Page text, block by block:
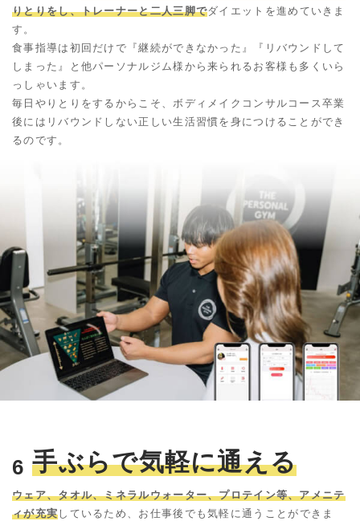
りとりをし、トレーナーと二人三脚でダイエットを進めていきま
す。
食事指導は初回だけで『継続ができなかった』『リバウンドして
しまった』と他パーソナルジム様から来られるお客様も多くいら
っしゃいます。
毎日やりとりをするからこそ、ボディメイクコンサルコース卒業
後にはリバウンドしない正しい生活習慣を身につけることができ
るのです。
6 手ぶらで気軽に通える
ウェア、タオル、ミネラルウォーター、プロテイン等、アメニテ
ィが充実 しているため、お仕事後でも気軽に通うことができま